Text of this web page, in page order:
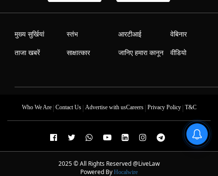
मुख्य सुर्खियां
ताजा खबरें
स्तंभ
साक्षात्कार
आरटीआई
जानिए हमारा कानून
वेबिनार
वीडियो
Who We Are| Contact Us| Advertise with usCareers| Privacy Policy| T&C
2025 © All Rights Reserved @LiveLaw
Powered By Hocalwire